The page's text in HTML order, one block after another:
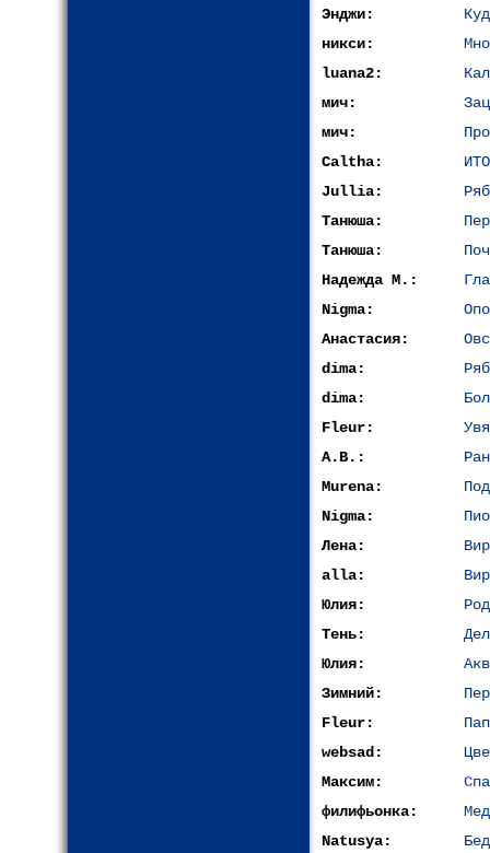
Энджи:
никси:
luana2:
мич:
мич:
Caltha:
Jullia:
Танюша:
Танюша:
Надежда М.:
Nigma:
Анастасия:
dima:
dima:
Fleur:
A.B.:
Murena:
Nigma:
Лена:
alla:
Юлия:
Тень:
Юлия:
Зимний:
Fleur:
websad:
Максим:
филифьонка:
Natusya: